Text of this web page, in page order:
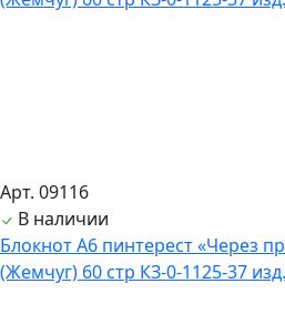
Арт. 09116
В наличии
Блокнот А6 пинтерест «Через
(Жемчуг) 60 стр КЗ-0-1125-37